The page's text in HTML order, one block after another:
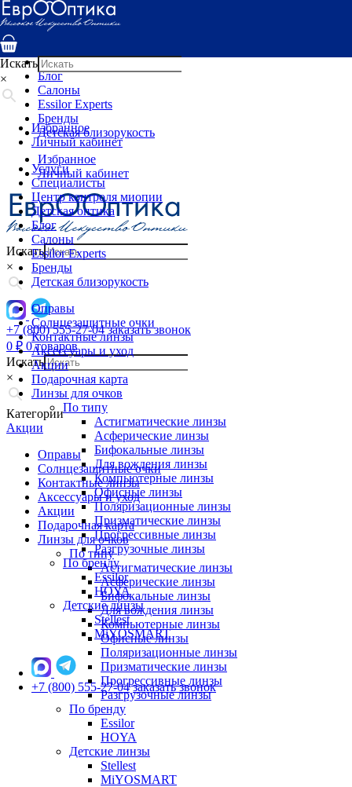
Услуги
Специалисты
Детская оптика
Блог
Салоны
Essilor Experts
Бренды
Детская близорукость
Избранное
Личный кабинет
Искать
×
+7 (800) 555-27-04 заказать звонок
0 ₽ 0 товаров
Искать
×
Категории
Акции
Оправы
Солнцезащитные очки
Контактные линзы
Аксессуары и уход
Акции
Подарочная карта
Линзы для очков
По типу
Астигматические линзы
Асферические линзы
Бифокальные линзы
Для вождения линзы
Компьютерные линзы
Офисные линзы
Поляризационные линзы
Призматические линзы
Прогрессивные линзы
Разгрузочные линзы
По бренду
Essilor
HOYA
Детские линзы
Stellest
MiYOSMART
Искать
×
Избранное
Личный кабинет
Услуги
Специалисты
Центр контроля миопии
Детская оптика
Блог
Салоны
Essilor Experts
Бренды
Детская близорукость
Оправы
Солнцезащитные очки
Контактные линзы
Аксессуары и уход
Акции
Подарочная карта
Линзы для очков
По типу
Астигматические линзы
Асферические линзы
Бифокальные линзы
Для вождения линзы
Компьютерные линзы
Офисные линзы
Поляризационные линзы
Призматические линзы
Прогрессивные линзы
Разгрузочные линзы
По бренду
Essilor
HOYA
Детские линзы
Stellest
MiYOSMART
+7 (800) 555-27-04 заказать звонок